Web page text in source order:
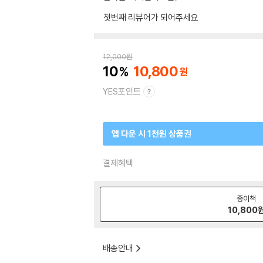
첫번째 리뷰어가 되어주세요
12,000원
10 10,800
YES포인트
앱 다운 시 1천원 상품권
결제혜택
종이책
10,800
배송안내